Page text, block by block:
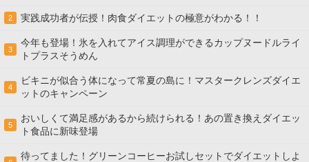
2 実践成功者が伝授！肉食ダイエットの極意がわかる！！
3
今年も登場！氷を入れてアイス調理ができるカップヌードルライ
トプラスそうめん
4
ビキニが似合う体になって常夏の島に！マスタークレンズダイエ
ットのキャンペーン
5
おいしくて満足感があるから続けられる！あの置き換えダイエッ
ト食品に新味登場
待ってました！グリーンコーヒーお試しセットでダイエットしよ